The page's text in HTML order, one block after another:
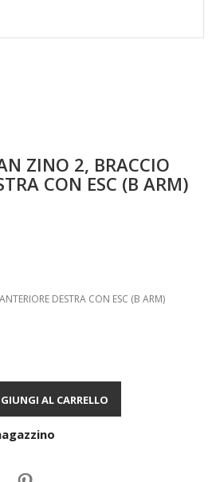
ZINO 2, BRACCIO
CON ESC (B ARM)
DESTRA CON ESC (B ARM)
AL CARRELLO